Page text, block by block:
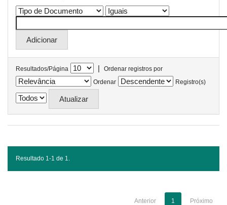
Resultados/Página |
Ordenar registros por
Ordenar
Registro(s)
Resultado 1-1 de 1.
Anterior 1 Próximo